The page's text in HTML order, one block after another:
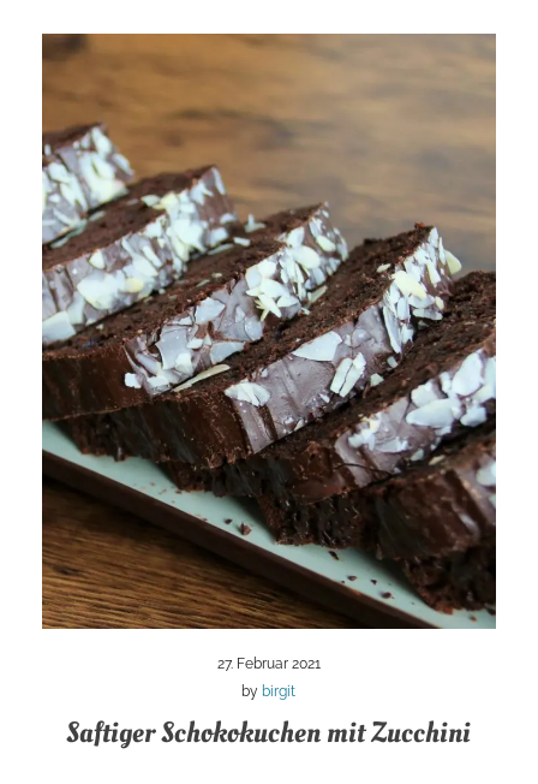
27. Februar 2021
by birgit
Saftiger Schokokuchen mit Zucchini